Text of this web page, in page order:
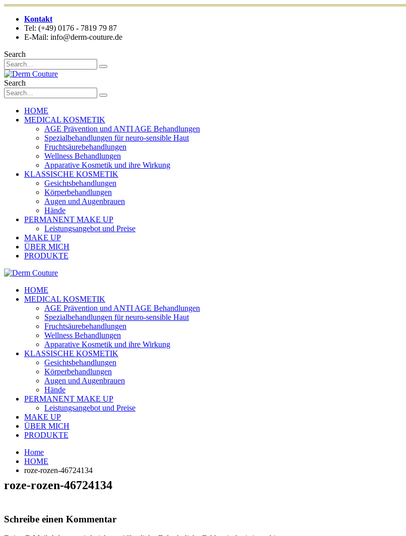
Kontakt
Tel: (+49) 0176 - 7819 79 87
E-Mail: info@derm-couture.de
Search
Search
HOME
MEDICAL KOSMETIK
AGE Prävention und ANTI AGE Behandlungen
Spezialbehandlungen für neuro-sensible Haut
Fruchtsäurebehandlungen
Wellness Behandlungen
Apparative Kosmetik und ihre Wirkung
KLASSISCHE KOSMETIK
Gesichtsbehandlungen
Körperbehandlungen
Augen und Augenbrauen
Hände
PERMANENT MAKE UP
Leistungsangebot und Preise
MAKE UP
ÜBER MICH
PRODUKTE
HOME
MEDICAL KOSMETIK
AGE Prävention und ANTI AGE Behandlungen
Spezialbehandlungen für neuro-sensible Haut
Fruchtsäurebehandlungen
Wellness Behandlungen
Apparative Kosmetik und ihre Wirkung
KLASSISCHE KOSMETIK
Gesichtsbehandlungen
Körperbehandlungen
Augen und Augenbrauen
Hände
PERMANENT MAKE UP
Leistungsangebot und Preise
MAKE UP
ÜBER MICH
PRODUKTE
Home
HOME
roze-rozen-46724134
roze-rozen-46724134
Schreibe einen Kommentar